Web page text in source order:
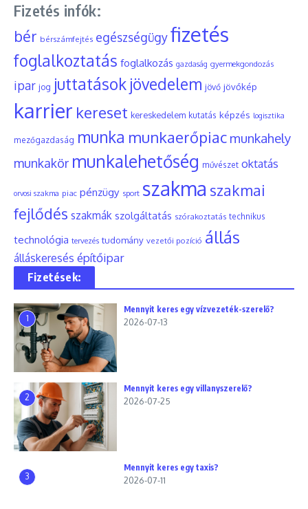
Fizetés infók:
bér bérszámfejtés egészségügyfizetés
foglalkoztatás foglalkozás gazdaság gyermekgondozás
ipar jog juttatások jövedelem jövő jövőkép
karrier kereset kereskedelem kutatás képzés logisztika
mezőgazdaság munka munkaerőpiac munkahely
munkakör munkalehetőség művészet oktatás
orvosi szakma piac pénzügy sport szakma szakmai
fejlődés szakmák szolgáltatás szórakoztatás technikus
technológia tervezés tudomány vezetői pozíció állás
álláskeresés építőipar
Fizetések:
1
Mennyit keres egy vízvezeték-szerelő?
2026-07-13
2
Mennyit keres egy villanyszerelő?
2026-07-25
3
Mennyit keres egy taxis?
2026-07-11